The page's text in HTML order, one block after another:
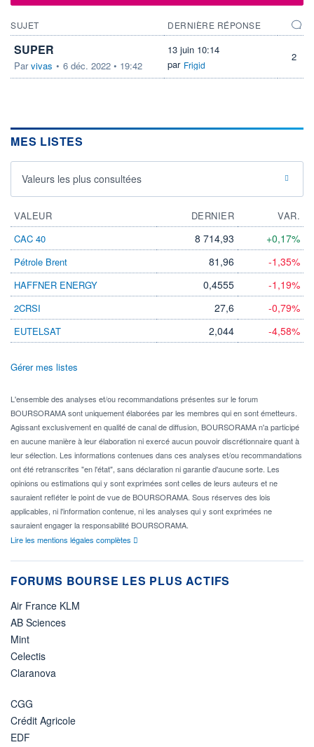
BOURSOVIE LUX
+ PORTEFEUILLE
SUJET DERNIÈRE RÉPONSE
SUPER
Parvivas • 6 déc. 2022 • 19:42
13 juin 10:14
par Frigid
2
MES LISTES
Valeurs les plus consultées
VALEUR DERNIER
VAR.
CAC 40
8 714,93 +0,17%
Pétrole Brent 81,96 -1,35%
HAFFNER ENERGY 0,4555 -1,19%
2CRSI 27,6 -0,79%
EUTELSAT 2,044 -4,58%
Gérer mes listes
L'ensemble des analyses et/ou recommandations présentes sur le forum
BOURSORAMA sont uniquement élaborées par les membres qui en sont émetteurs.
Agissant exclusivement en qualité de canal de diffusion, BOURSORAMA n'a participé
en aucune manière à leur élaboration ni exercé aucun pouvoir discrétionnaire quant à
leur sélection. Les informations contenues dans ces analyses et/ou recommandations
ont été retranscrites "en l'état", sans déclaration ni garantie d'aucune sorte. Les
opinions ou estimations qui y sont exprimées sont celles de leurs auteurs et ne
sauraient refléter le point de vue de BOURSORAMA. Sous réserves des lois
applicables, ni l'information contenue, ni les analyses qui y sont exprimées ne
sauraient engager la responsabilité BOURSORAMA.
Lire les mentions légales complètes
FORUMS BOURSE LES PLUS ACTIFS
Air France KLM
AB Sciences
Mint
Celectis
Claranova
CGG
Crédit Agricole
EDF